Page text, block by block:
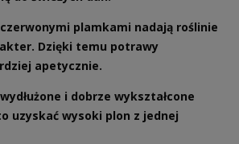
plamkami nadają roślinie
Dzięki temu potrawy
apetycznie.
i dobrze wykształcone
uzyskać wysoki plon z jednej